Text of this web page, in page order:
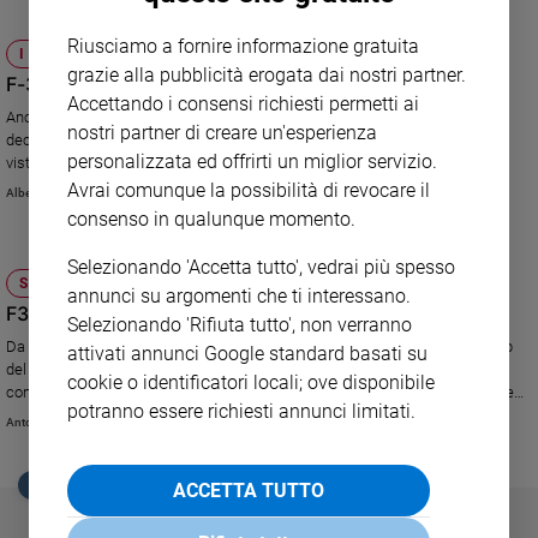
Cinema,
Tv
e
streaming
Libri
Musica
Famiglia
educazione
Genitori
Nonni
Coppia
I NOSTRI SOLDI
F-35: ma non finisce qui
Anche il Senato approva una mozione di maggioranza che decide di non
decidere. E rinvia tutto. Intanto, i parlamentari contrari si organizzano. In
vista dell'autunno.
Alberto Chiara
SOCIETÀ E VALORI
F35, nel Pd cresce la fronda pacifista
Da Civati a Gero Grassi, tra i democratici aumentano i favorevoli allo stop
del programma d'acquisto dei cacciabombardieri che vale
complessivamente circa 14 miliardi di euro. Ora si cerca una mediazione
chiedendo una sospensiva. Settimana decisiva alla Camera.
Antonio Sanfrancesco
EDICOLA SAN PAOLO
Riusciamo a fornire informazione gratuita
grazie alla pubblicità erogata dai nostri partner.
Accettando i consensi richiesti permetti ai
nostri partner di creare un'esperienza
personalizzata ed offrirti un miglior servizio.
Avrai comunque la possibilità di revocare il
consenso in qualunque momento.
Selezionando 'Accetta tutto', vedrai più spesso
annunci su argomenti che ti interessano.
Selezionando 'Rifiuta tutto', non verranno
attivati annunci Google standard basati su
cookie o identificatori locali; ove disponibile
potranno essere richiesti annunci limitati.
ACCETTA TUTTO